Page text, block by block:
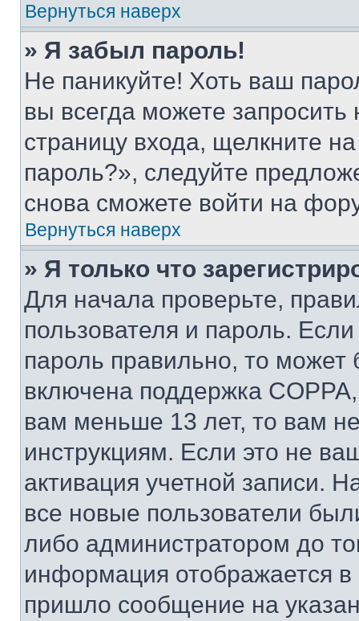
Вернуться наверх
» Я забыл пароль!
Не паникуйте! Хоть ваш
вы всегда можете
страницу входа, щелкните
пароль?», следуйте
снова сможете войти на
Вернуться наверх
» Я только что
Для начала проверьте,
пользователя и пароль.
пароль правильно, то может
включена поддержка
вам меньше 13 лет, то вам
инструкциям. Если это не
активация учетной записи.
все новые пользователи
либо администратором до
информация отображается
пришло сообщение на